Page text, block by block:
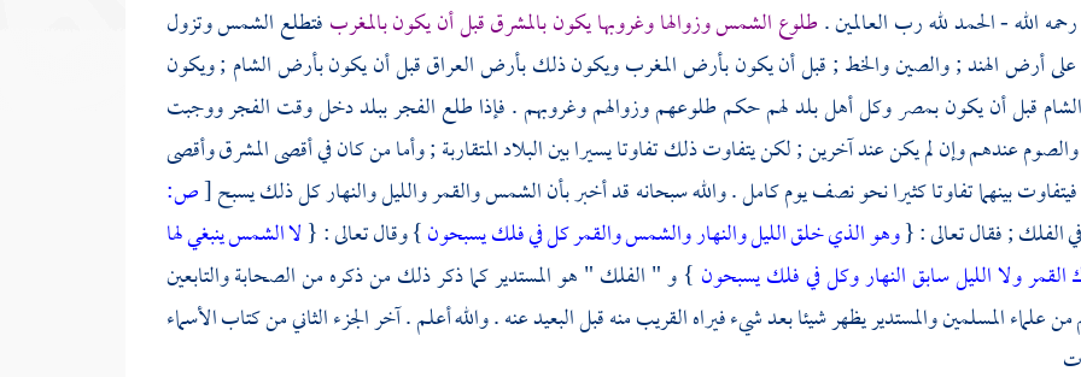
الله - الحمد لله رب العالمين .طلوع الشمس وزوالها وغروبها يكون بالمشرق قبل أن يكون بالمغربفتطلع الشمس وتزول
أرضالهند;والصينوالخط ; قبل أن يكون بأرضالمغربويكون ذلكبأرض العراققبل أن يكونبأرض الشام ; ويكون
قبل أن يكونبمصروكل أهل بلد لهم حكم طلوعهم وزوالهم وغروبهم . فإذا طلع الفجر ببلد دخل وقت الفجر ووجبت
عندهم وإن لم يكن عند آخرين ; لكن يتفاوت ذلك تفاوتا يسيرا بين البلاد المتقاربة ; وأما من كان في أقصى المشرق وأقصى
بينهما تفاوتا كثيرا نحو نصف يوم كامل . والله سبحانه قد أخبر بأن الشمس والقمر والليل والنهار كل ذلك يسبح[ص:
في الفلك ; فقال تعالى : {وهو الذي خلق الليل والنهار والشمس والقمر كل في فلك يسبحون} وقال تعالى : {لا الشمس ينبغي لها
القمر ولا الليل سابق النهار وكل في فلك يسبحون } و " الفلك " هو المستدير كما ذكر ذلك من ذكره منالصحابةوالتابعين
علماء المسلمين والمستدير يظهر شيئا بعد شيء فيراه القريب منه قبل البعيد عنه . والله أعلم . آخر الجزء الثاني من كتاب الأسماء